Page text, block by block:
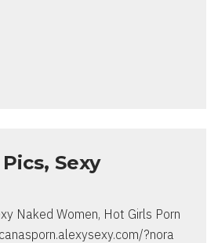
Sexy
Naked Women, Hot Girls Porn
?nora